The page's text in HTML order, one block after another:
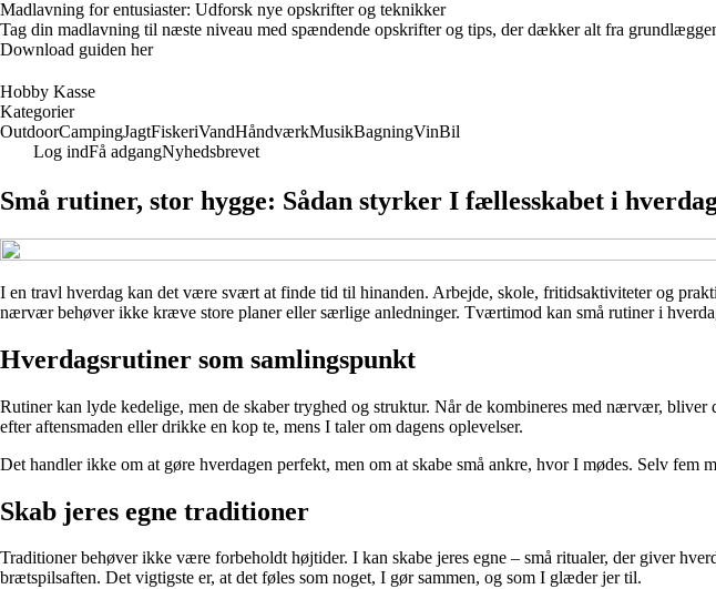
Madlavning for entusiaster: Udforsk nye opskrifter og teknikker
Tag din madlavning til næste niveau med spændende opskrifter og tips, der dækker alt fra
Download guiden her
Hobby Kasse
Kategorier
OutdoorCampingJagtFiskeriVandHåndværkMusikBagningVinBil
Log indFå adgangNyhedsbrevet
Små rutiner, stor hygge: Sådan styrker I fællesskabet i
I en travl hverdag kan det være svært at finde tid til hinanden. Arbejde, skole, fritidsaktiviteter og
nærvær behøver ikke kræve store planer eller særlige anledninger. Tværtimod kan små rutiner i
Hverdagsrutiner som samlingspunkt
Rutiner kan lyde kedelige, men de skaber tryghed og struktur. Når de kombineres med nærvær,
efter aftensmaden eller drikke en kop te, mens I taler om dagens oplevelser.
Det handler ikke om at gøre hverdagen perfekt, men om at skabe små ankre, hvor I mødes. Selv
Skab jeres egne traditioner
Traditioner behøver ikke være forbeholdt højtider. I kan skabe jeres egne – små ritualer, der giver
brætspilsaften. Det vigtigste er, at det føles som noget, I gør sammen, og som I glæder jer til.